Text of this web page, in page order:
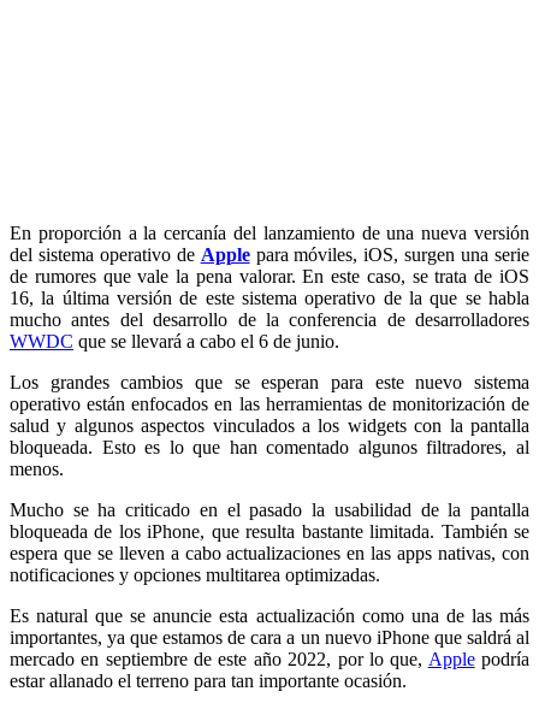
En proporción a la cercanía del lanzamiento de una nueva versión
del sistema operativo de Applepara móviles, iOS, surgen una serie
de rumores que vale la pena valorar. En este caso, se trata de iOS
16, la última versión de este sistema operativo de la que se habla
mucho antes del desarrollo de la conferencia de desarrolladores
WWDC que se llevará a cabo el 6 de junio.
Los grandes cambios que se esperan para este nuevo sistema
operativo están enfocados en las herramientas de monitorización de
salud y algunos aspectos vinculados a los widgets con la pantalla
bloqueada. Esto es lo que han comentado algunos filtradores, al
menos.
Mucho se ha criticado en el pasado la usabilidad de la pantalla
bloqueada de los iPhone, que resulta bastante limitada. También se
espera que se lleven a cabo actualizaciones en las apps nativas, con
notificaciones y opciones multitarea optimizadas.
Es natural que se anuncie esta actualización como una de las más
importantes, ya que estamos de cara a un nuevo iPhone que saldrá al
mercado en septiembre de este año 2022, por lo que, Applepodría
estar allanado el terreno para tan importante ocasión.